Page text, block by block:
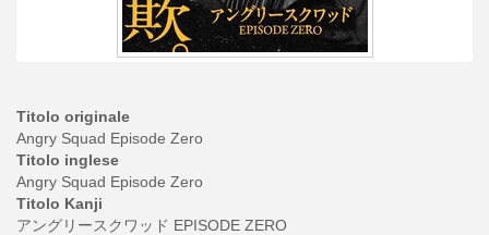
Titolo originale
Angry Squad Episode Zero
Titolo inglese
Angry Squad Episode Zero
Titolo Kanji
アングリースクワッド EPISODE ZERO